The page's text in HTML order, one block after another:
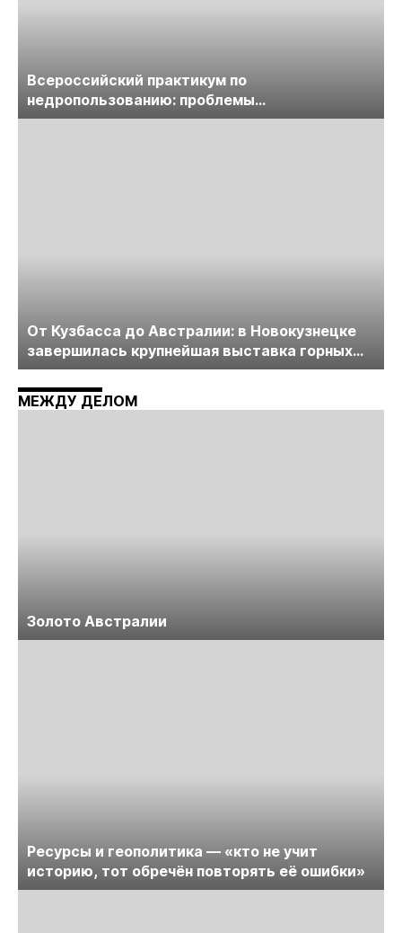
Всероссийский практикум по
недропользованию: проблемы
лицензирования, цифровизации, экспертизы
От Кузбасса до Австралии: в Новокузнецке
завершилась крупнейшая выставка горных
технологий «Недра России. Уголь России и
Майнинг»
МЕЖДУ ДЕЛОМ
Золото Австралии
Ресурсы и геополитика — «кто не учит
историю, тот обречён повторять её ошибки»